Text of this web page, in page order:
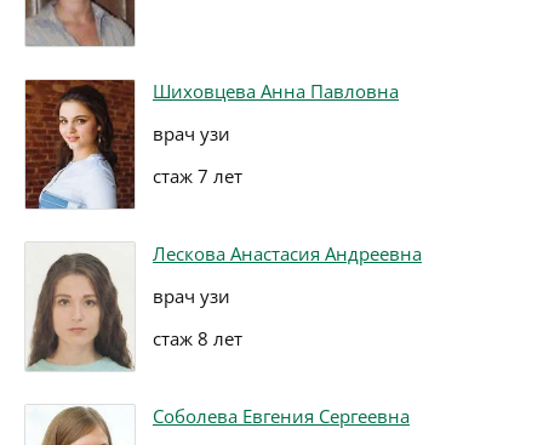
Шиховцева Анна Павловна
врач узи
стаж 7 лет
Лескова Анастасия Андреевна
врач узи
стаж 8 лет
Соболева Евгения Сергеевна